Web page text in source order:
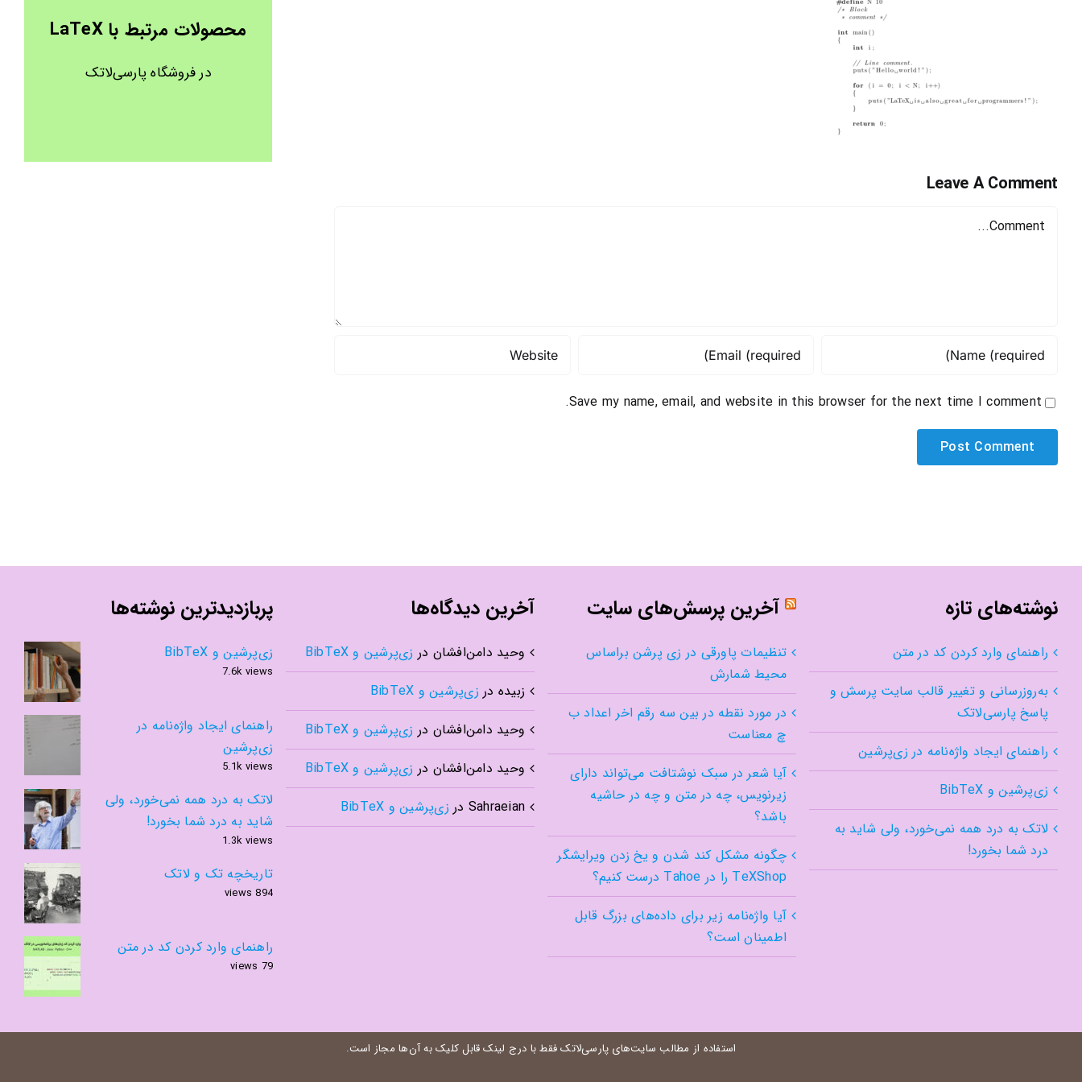
Leave A Comment
Comment
Save my name, email, and website in this browser for the next time I comment.
محصولات مرتبط با LaTeX
در فروشگاه پارسی‌لاتک
نوشته‌های تازه
راهنمای وارد کردن کد در متن
به‌روزرسانی و تغییر قالب سایت پرسش و
پاسخ پارسی‌لاتک
راهنمای ایجاد واژه‌نامه در زی‌پرشین
زی‌پرشین و BibTeX
لاتک به درد همه نمی‌خورد، ولی شاید به
درد شما بخورد!
آخرین پرسش‌های سایت
تنظیمات پاورقی در زی پرشن براساس
محیط شمارش
در مورد نقطه در بین سه رقم اخر اعداد ب
چ معناست
آیا شعر در سبک نوشتافت می‌تواند دارای
زیرنویس، چه در متن و چه در حاشیه
باشد؟
چگونه مشکل کند شدن و یخ زدن ویرایشگر
TeXShop را در Tahoe درست کنیم؟
آیا واژه‌نامه زیر برای داده‌های بزرگ قابل
اطمینان است؟
آخرین دیدگاه‌ها
وحید دامن‌افشان در زی‌پرشین و BibTeX
زبیده در زی‌پرشین و BibTeX
وحید دامن‌افشان در زی‌پرشین و BibTeX
وحید دامن‌افشان در زی‌پرشین و BibTeX
Sahraeian در زی‌پرشین و BibTeX
پربازدیدترین نوشته‌ها
زی‌پرشین و BibTeX
7.6k views
راهنمای ایجاد واژه‌نامه در
زی‌پرشین
5.1k views
لاتک به درد همه نمی‌خورد، ولی
شاید به درد شما بخورد!
1.3k views
تاریخچه تک و لاتک
894 views
راهنمای وارد کردن کد در متن
79 views
استفاده از مطالب سایت‌های پارسی‌لاتک فقط با درج لینک قابل کلیک به آن‌ها مجاز است.